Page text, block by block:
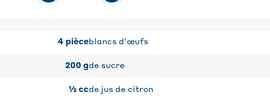
4 pièceblancs d’œufs
200 gde sucre
½ ccde jus de citron